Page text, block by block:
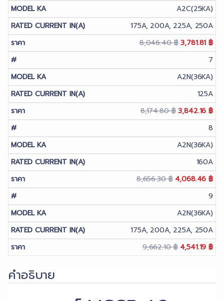
was:
7,233.20 ฿.
A2C(25KA)
175A, 200A, 225A, 250A
8,046.40฿ Original
was:
8,046.40 ฿.
3,781.81฿
7
A2N(36KA)
125A
8,174.80฿ Original
was:
8,174.80 ฿.
3,842.16฿
8
A2N(36KA)
160A
8,656.30฿ Original
was:
8,656.30 ฿.
4,068.46฿
9
A2N(36KA)
175A, 200A, 225A, 250A
9,662.10฿ Original
4,541.19฿
คำอธิบาย